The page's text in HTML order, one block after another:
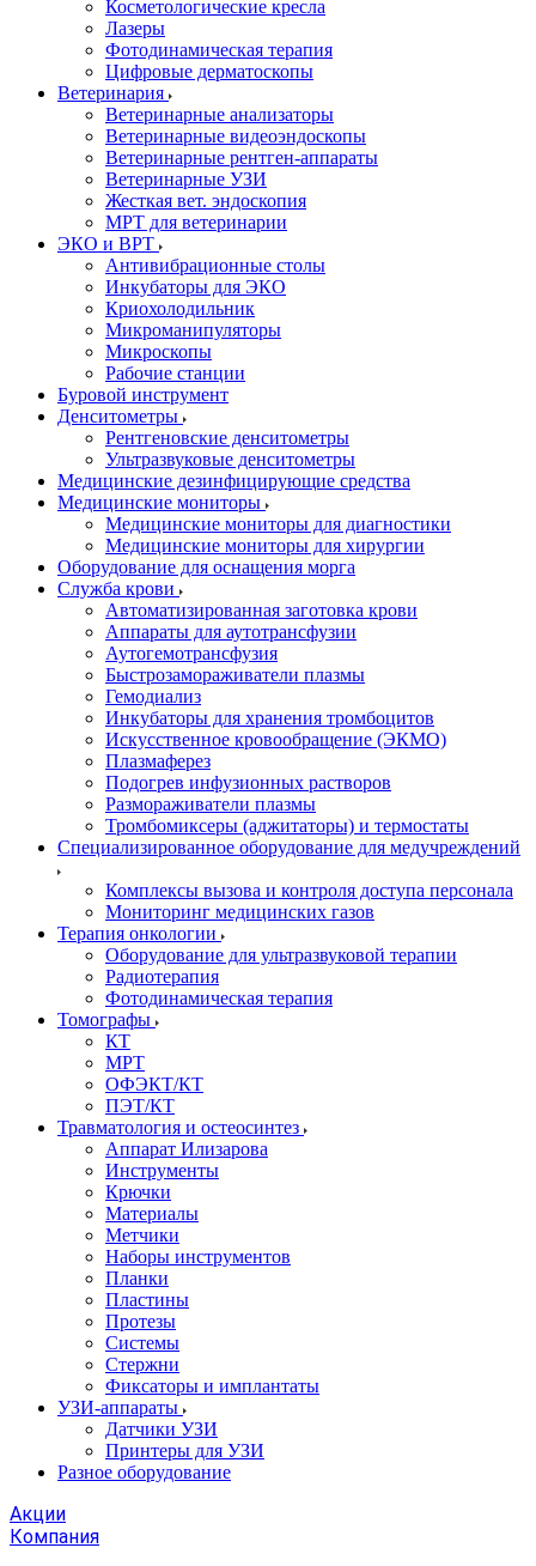
Косметологические кресла
Лазеры
Фотодинамическая терапия
Цифровые дерматоскопы
Ветеринария
Ветеринарные анализаторы
Ветеринарные видеоэндоскопы
Ветеринарные рентген-аппараты
Ветеринарные УЗИ
Жесткая вет. эндоскопия
МРТ для ветеринарии
ЭКО и ВРТ
Антивибрационные столы
Инкубаторы для ЭКО
Криохолодильник
Микроманипуляторы
Микроскопы
Рабочие станции
Буровой инструмент
Денситометры
Рентгеновские денситометры
Ультразвуковые денситометры
Медицинские дезинфицирующие средства
Медицинские мониторы
Медицинские мониторы для диагностики
Медицинские мониторы для хирургии
Оборудование для оснащения морга
Служба крови
Автоматизированная заготовка крови
Аппараты для аутотрансфузии
Аутогемотрансфузия
Быстрозамораживатели плазмы
Гемодиализ
Инкубаторы для хранения тромбоцитов
Искусственное кровообращение (ЭКМО)
Плазмаферез
Подогрев инфузионных растворов
Размораживатели плазмы
Тромбомиксеры (аджитаторы) и термостаты
Специализированное оборудование для медучреждений
Комплексы вызова и контроля доступа персонала
Мониторинг медицинских газов
Терапия онкологии
Оборудование для ультразвуковой терапии
Радиотерапия
Фотодинамическая терапия
Томографы
КТ
МРТ
ОФЭКТ/КТ
ПЭТ/КТ
Травматология и остеосинтез
Аппарат Илизарова
Инструменты
Крючки
Материалы
Метчики
Наборы инструментов
Планки
Пластины
Протезы
Системы
Стержни
Фиксаторы и имплантаты
УЗИ-аппараты
Датчики УЗИ
Принтеры для УЗИ
Разное оборудование
Акции
Компания